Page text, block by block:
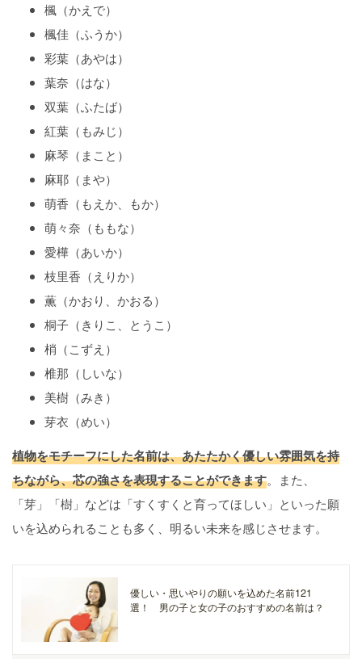
楓（かえで）
楓佳（ふうか）
彩葉（あやは）
葉奈（はな）
双葉（ふたば）
紅葉（もみじ）
麻琴（まこと）
麻耶（まや）
萌香（もえか、もか）
萌々奈（ももな）
愛樺（あいか）
枝里香（えりか）
薫（かおり、かおる）
桐子（きりこ、とうこ）
梢（こずえ）
椎那（しいな）
美樹（みき）
芽衣（めい）
植物をモチーフにした名前は、あたたかく優しい雰囲気を持
ちながら、芯の強さを表現することができます。また、
「芽」「樹」などは「すくすくと育ってほしい」といった願
いを込められることも多く、明るい未来を感じさせます。
優しい・思いやりの願いを込めた名前121
選！ 男の子と女の子のおすすめの名前は？